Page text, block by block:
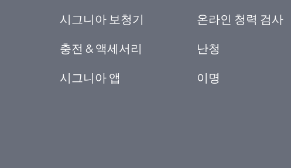
시그니아 보청기
충전 & 액세서리
시그니아 앱
온라인 청력 검사
난청
이명